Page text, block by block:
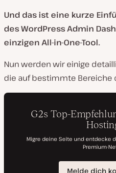
Und das ist eine kurze
des WordPress Admin
einzigen All-in-One-Tool.
Nun werden wir einige
die auf bestimmte Bereiche